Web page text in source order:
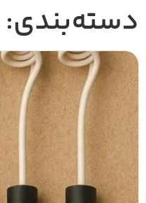
دسته‌بندی: